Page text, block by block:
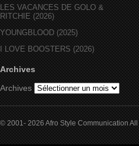
LES VACANCES DE GOLO &
RITCHIE (2026)
YOUNGBLOOD (2025)
I LOVE BOOSTERS (2026)
Archives
Archives
© 2001- 2026 Afro Style Communication